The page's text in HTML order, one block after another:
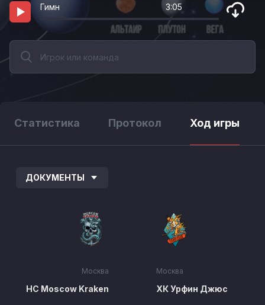
Гимн 3:05
Статистика Протокол Ход игры
ДОКУМЕНТЫ
Москва
HC Moscow Kraken
Москва
ХК Урфин Джюс